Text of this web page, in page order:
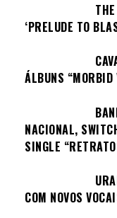
‘PRELUDE TO
ÁLBUNS “MORBID
NACIONAL,
SINGLE
COM NOVOS